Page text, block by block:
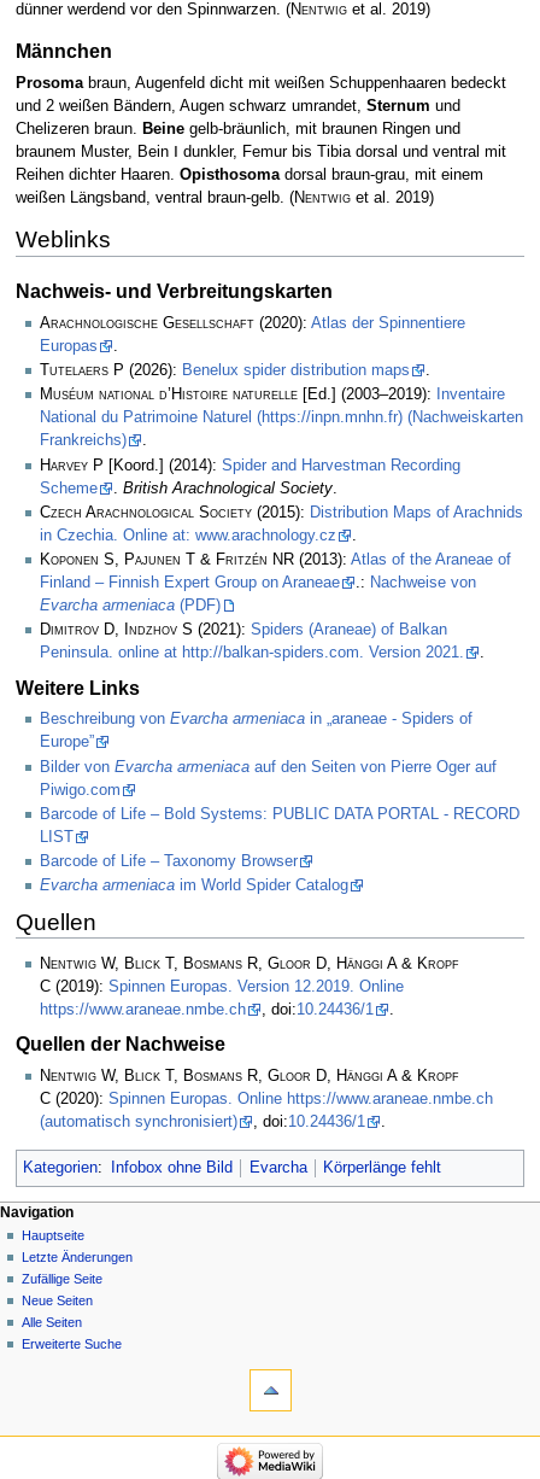
dünner werdend vor den Spinnwarzen. (Nentwiget al. 2019)
Männchen
Prosomabraun, Augenfeld dicht mit weißen Schuppenhaaren bedeckt
und 2 weißen Bändern, Augen schwarz umrandet, Sternum und
Chelizeren braun.
Beinegelb-bräunlich, mit braunen Ringen und
braunem Muster, Bein Ⅰ dunkler, Femur bis Tibia dorsal und ventral mit
Reihen dichter Haaren. Opisthosomadorsal braun-grau, mit einem
weißen Längsband, ventral braun-gelb. (Nentwiget al. 2019)
Weblinks
Nachweis- und Verbreitungskarten
Arachnologische Gesellschaft (2020): Atlas der Spinnentiere
Europas
Tutelaers P (2026): Benelux spider distribution maps
.
Muséum national d’Histoire naturelle [Ed.] (2003–2019):
Inventaire
National du Patrimoine Naturel (https://inpn.mnhn.fr) (Nachweiskarten
Frankreichs)
.
Harvey P [Koord.] (2014): Spider and Harvestman Recording
Scheme
British Arachnological Society
Czech Arachnological Society (2015): Distribution Maps of Arachnids
in Czechia. Online at: www.arachnology.cz
.
Koponen S, Pajunen T & Fritzén NR (2013): Atlas of the Araneae of
Finland – Finnish Expert Group on Araneae
.: Nachweise von
Evarcha armeniaca (PDF)
Dimitrov D, Indzhov S (2021): Spiders (Araneae) of Balkan
Peninsula. online at http://balkan-spiders.com. Version 2021.
.
Weitere Links
Beschreibung von Evarcha armeniaca in „araneae - Spiders of
Europe”
Bilder von Evarcha armeniaca auf den Seiten von Pierre Oger auf
Piwigo.com
Barcode of Life – Bold Systems: PUBLIC DATA PORTAL - RECORD
LIST
Barcode of Life – Taxonomy Browser
Evarcha armeniaca im World Spider Catalog
Quellen
Nentwig W, Blick T, Bosmans R, Gloor D, Hänggi A & Kropf
C (2019): Spinnen Europas. Version 12.2019. Online
https://www.araneae.nmbe.ch
, doi:10.24436/1 .
Quellen der Nachweise
Nentwig W, Blick T, Bosmans R, Gloor D, Hänggi A & Kropf
C (2020): Spinnen Europas. Online https://www.araneae.nmbe.ch
(automatisch synchronisiert)
, doi:10.24436/1 .
Kategorien: Infobox ohne Bild Evarcha Körperlänge fehlt
Navigation
Hauptseite
Letzte Änderungen
Zufällige Seite
Neue Seiten
Alle Seiten
Erweiterte Suche